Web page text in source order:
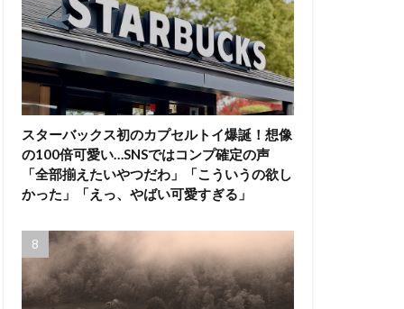
スターバックス初のカプセルトイ爆誕！想像
の100倍可愛い…SNSではコンプ確定の声
「全部揃えたいやつだわ」「こういうの欲し
かった」「えっ、やばい可愛すぎる」